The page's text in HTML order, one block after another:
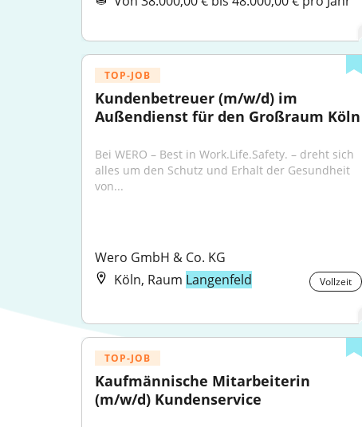
TOP-JOB
Kundenbetreuer (m/w/d) im
Außendienst für den Großraum Köln
Bei WERO – Best in Work.Life.Safety. – dreht sich
alles um den Schutz und Erhalt der Gesundheit
von...
Wero GmbH & Co. KG
Köln, Raum Langenfeld Vollzeit
TOP-JOB
Kaufmännische Mitarbeiterin
(m/w/d) Kundenservice